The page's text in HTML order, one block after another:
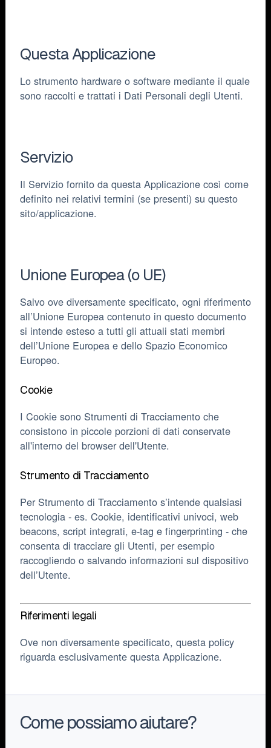
Questa Applicazione
Lo strumento hardware o software mediante il quale
sono raccolti e trattati i Dati Personali degli Utenti.
Servizio
Il Servizio fornito da questa Applicazione così come
definito nei relativi termini (se presenti) su questo
sito/applicazione.
Unione Europea (o UE)
Salvo ove diversamente specificato, ogni riferimento
all’Unione Europea contenuto in questo documento
si intende esteso a tutti gli attuali stati membri
dell’Unione Europea e dello Spazio Economico
Europeo.
Cookie
I Cookie sono Strumenti di Tracciamento che
consistono in piccole porzioni di dati conservate
all'interno del browser dell'Utente.
Strumento di Tracciamento
Per Strumento di Tracciamento s’intende qualsiasi
tecnologia - es. Cookie, identificativi univoci, web
beacons, script integrati, e-tag e fingerprinting - che
consenta di tracciare gli Utenti, per esempio
raccogliendo o salvando informazioni sul dispositivo
dell’Utente.
Riferimenti legali
Ove non diversamente specificato, questa policy
riguarda esclusivamente questa Applicazione.
Come possiamo aiutare?